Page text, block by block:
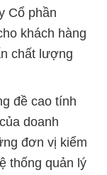
Cổ phần
khách hàng
chất lượng
đề cao tính
doanh
đơn vị kiểm
thống quản lý